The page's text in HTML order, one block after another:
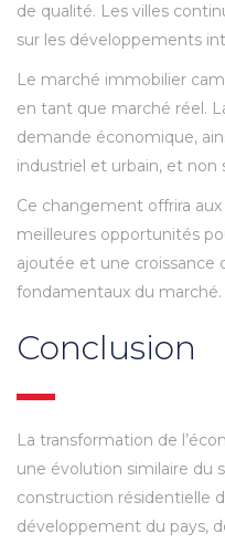
de qualité. Les villes
sur les développements
Le marché immobilier
en tant que marché réel.
demande économique,
industriel et urbain, et non
Ce changement offrira
meilleures opportunités
ajoutée et une croissance
fondamentaux du marché.
Conclusion
La transformation de
une évolution similaire du
construction résidentielle
développement du pays,